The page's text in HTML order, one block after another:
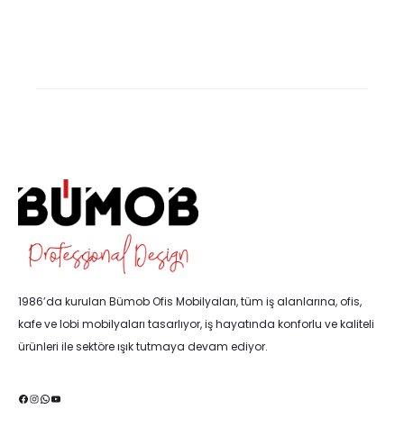
1986’da kurulan Bümob Ofis Mobilyaları, tüm iş alanlarına, ofis,
kafe ve lobi mobilyaları tasarlıyor, iş hayatında konforlu ve kaliteli
ürünleri ile sektöre ışık tutmaya devam ediyor.
Facebook
Instagram
WhatsApp
YouTube